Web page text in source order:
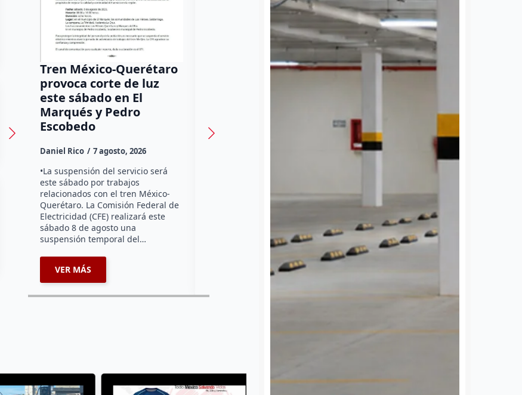
Tren México-Querétaro
provoca corte de luz
este sábado en El
Marqués y Pedro
Escobedo
Daniel Rico 7 agosto, 2026
•La suspensión del servicio será
este sábado por trabajos
relacionados con el tren México-
Querétaro. La Comisión Federal de
Electricidad (CFE) realizará este
sábado 8 de agosto una
suspensión temporal del…
VER MÁS
¡Más de una semana sin
Habitantes de la comunidad de
afecta a la localidad desde…
UAQ y AMEQ evalúan
la comunidad
Daniel Rico 7 agosto, 2026
La Universidad Autónoma de
Movilidad del Estado de Querétaro
(AMEQ) analizaron alternativas
para ampliar la cobertura del
transporte público que utiliza la
comunidad universitaria.…